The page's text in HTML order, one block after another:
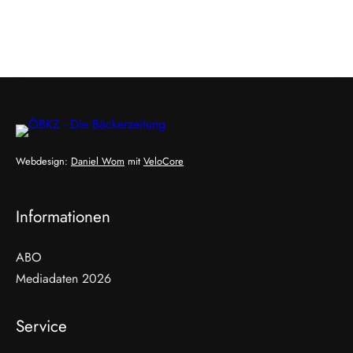
Webdesign: Daniel Wom mit VeloCore
Informationen
ABO
Mediadaten 2026
Service